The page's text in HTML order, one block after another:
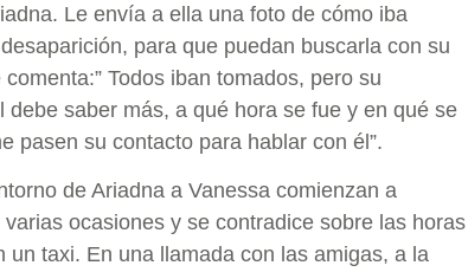
Le envía a ella una foto de cómo iba
para que puedan buscarla con su
Todos iban tomados, pero su
saber más, a qué hora se fue y en qué se
pasen su contacto para hablar con él”.
de Ariadna a Vanessa comienzan a
ocasiones y se contradice sobre las horas
taxi. En una llamada con las amigas, a la